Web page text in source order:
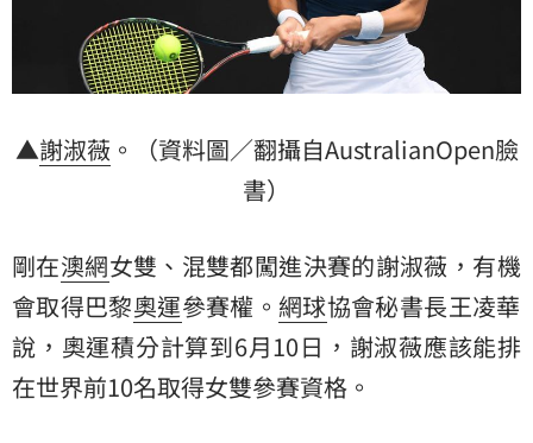
▲謝淑薇 。（資料圖／翻攝自AustralianOpen臉
書）
剛在澳網女雙、混雙都闖進決賽的謝淑薇，有機
會取得巴黎奧運參賽權。 網球協會秘書長王凌華
說，奧運積分計算到6月10日，謝淑薇應該能排
在世界前10名取得女雙參賽資格。